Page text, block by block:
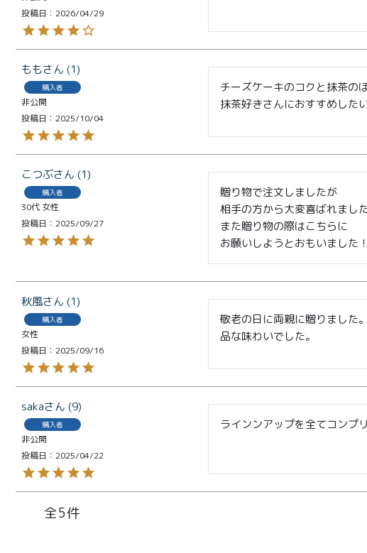
お中元
価格別
¥2,000〜
¥3,999
投稿日
2026/04/29
もも 1
購入者
非公開
投稿日
2025/10/04
チーズケーキのコクと抹茶の
抹茶好きさんにおすすめした
こつぶ 1
購入者
30代 女性
投稿日
2025/09/27
贈り物で注文しましたが
相手の方から大変喜ばれまし
また贈り物の際はこちらに
お願いしようとおもいました！
秋風 1
購入者
女性
投稿日
2025/09/16
敬老の日に両親に贈りました
品な味わいでした。
saka 9
購入者
非公開
投稿日
2025/04/22
ラインンアップを全てコン
5